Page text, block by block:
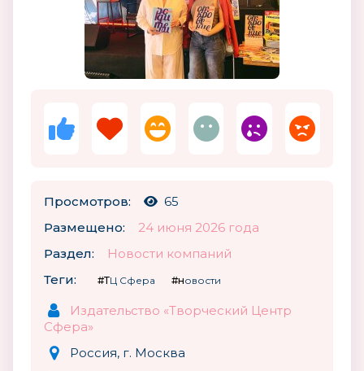
Просмотров:
65
Размещено:
24 июня 2026 года
Раздел:
Новости компаний
Теги:
#ТЦ Сфера #новости
Издательство «Творческий Центр
Сфера»
Россия, г. Москва